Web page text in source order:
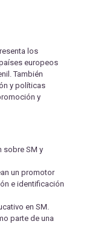
los
europeos
También
y políticas
y
sobre SM y
un promotor
e identificación
en SM.
parte de una